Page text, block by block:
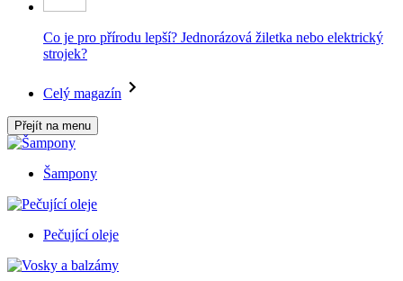
Co je pro přírodu lepší? Jednorázová žiletka nebo elektrický
strojek?
Celý magazín
Přejít na menu
Šampony
Pečující oleje